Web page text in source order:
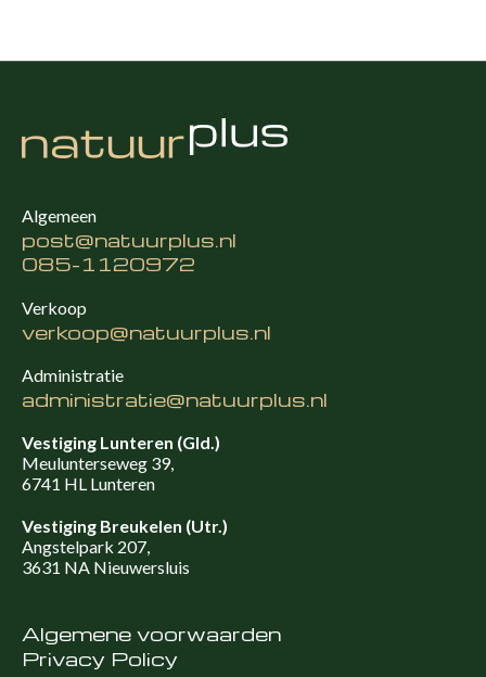
Algemeen
post@natuurplus.nl
085-1120972
Verkoop
verkoop@natuurplus.nl
Administratie
administratie@natuurplus.nl
Vestiging Lunteren (Gld.)
Meulunterseweg 39,
6741 HL Lunteren
Vestiging Breukelen (Utr.)
Angstelpark 207,
3631 NA Nieuwersluis
Algemene voorwaarden
Privacy Policy